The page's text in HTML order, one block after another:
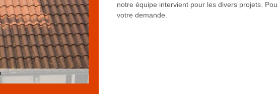
notre équipe intervient pour les divers projets.
votre demande.